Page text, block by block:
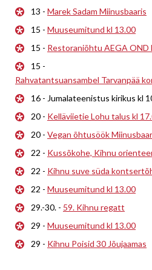
13 - Marek Sadam Miinusbaaris
15 - Muuseumitund kl 13.00
15 - Restoraniõhtu AEGA OND
15 -
Rahvatantsuansambel Tarvanpää
16 - Jumalateenistus kirikus kl
20 - Kelläviietie Lohu talus kl
20 - Vegan õhtusöök
22 - Kussõkohe, Kihnu
22 - Kihnu suve süda
22 - Muuseumitund kl 13.00
29.-30. - 59. Kihnu regatt
29 - Muuseumitund kl 13.00
29 - Kihnu Poisid 30 Jõujaamas